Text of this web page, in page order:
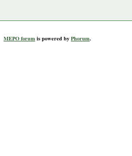
MEPO forumis powered byPhorum.